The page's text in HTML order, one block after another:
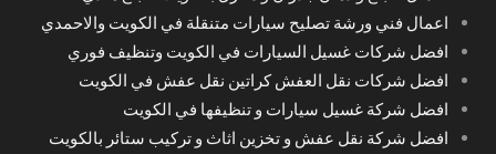
اعمال فني ورشة تصليح سيارات متنقلة في الكويت والاحمدي
افضل شركات غسيل السيارات في الكويت وتنظيف فوري
افضل شركات نقل العفش كراتين نقل عفش في الكويت
افضل شركة غسيل سيارات و تنظيفها في الكويت
افضل شركة نقل عفش و تخزين اثاث و تركيب ستائر بالكويت